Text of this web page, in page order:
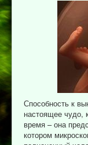
Документы
Вакансии
Связаться с
Способность к
настоящее чудо,
время – она
котором